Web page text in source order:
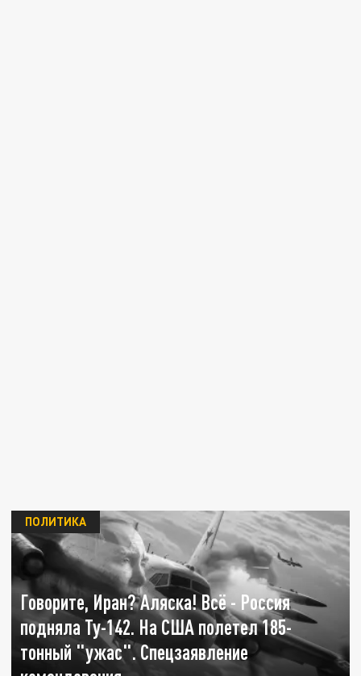
Говорите, Иран? Аляска! Всё - Россия
подняла Ту-142. На США полетел 185-
тонный "ужас". Спецзаявление
ПОЛИТИКА